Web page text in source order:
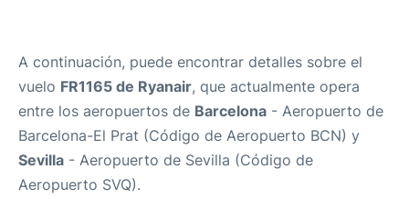
A continuación, puede encontrar detalles sobre el
vuelo FR1165 de Ryanair, que actualmente opera
entre los aeropuertos de Barcelona - Aeropuerto de
Barcelona-El Prat (Código de Aeropuerto BCN) y
Sevilla - Aeropuerto de Sevilla (Código de
Aeropuerto SVQ).